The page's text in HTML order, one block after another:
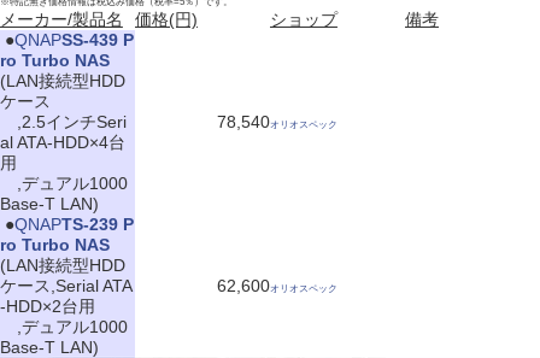
メーカー/製品名 価格(円) ショップ
備考
●QNAPSS-439 P
ro Turbo NAS
(LAN接続型HDD
ケース
,2.5インチSeri
al ATA-HDD×4台
用
,デュアル1000
Base-T LAN)
78,540オリオスペック
●QNAPTS-239 P
ro Turbo NAS
(LAN接続型HDD
ケース,Serial ATA
-HDD×2台用
,デュアル1000
Base-T LAN)
62,600オリオスペック